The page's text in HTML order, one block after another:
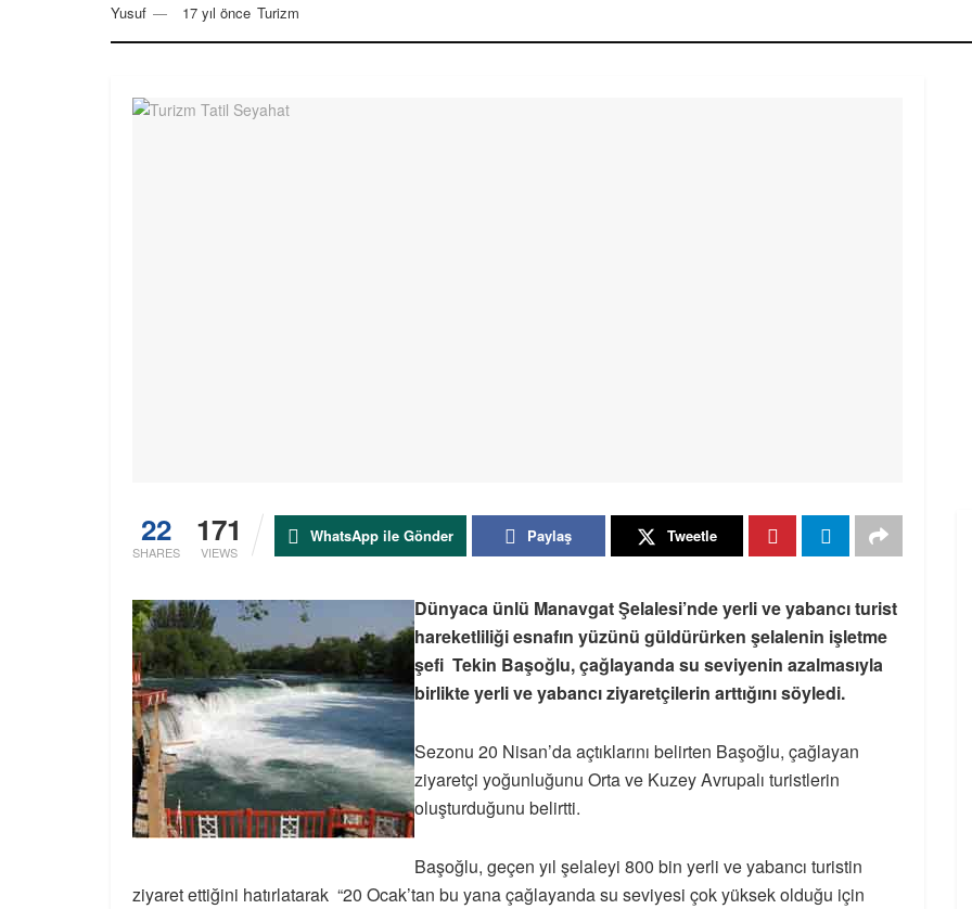
Yusuf 17 yıl önce Turizm
22
SHARES
171
VIEWS
WhatsApp ile Gönder Paylaş Tweetle
Dünyaca ünlü Manavgat Şelalesi’nde yerli ve yabancı turist
hareketliliği esnafın yüzünü güldürürken şelalenin işletme
şefi Tekin Başoğlu, çağlayanda su seviyenin azalmasıyla
birlikte yerli ve yabancı ziyaretçilerin arttığını söyledi.
Sezonu 20 Nisan’da açtıklarını belirten Başoğlu, çağlayan
ziyaretçi yoğunluğunu Orta ve Kuzey Avrupalı turistlerin
oluşturduğunu belirtti.
Başoğlu, geçen yıl şelaleyi 800 bin yerli ve yabancı turistin
ziyaret ettiğini hatırlatarak “20 Ocak’tan bu yana çağlayanda su seviyesi çok yüksek olduğu için